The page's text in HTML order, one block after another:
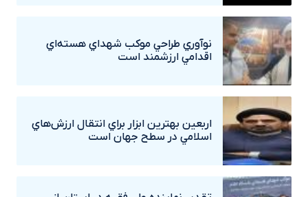
نوآوري طراحي موکب شهداي هسته‌اي
اقدامي ارزشمند است
اربعين بهترين ابزار براي انتقال ارزش‌هاي
اسلامي در سطح جهان است